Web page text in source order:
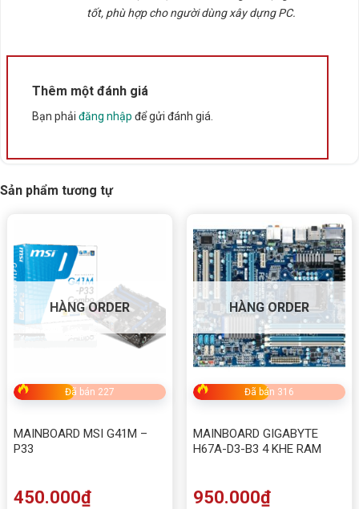
tốt, phù hợp cho người dùng xây dựng PC.
Thêm một đánh giá
Bạn phải đăng nhập để gửi đánh giá.
Sản phẩm tương tự
HÀNG ORDER
Đã bán 227
MAINBOARD MSI G41M –
P33
450.000₫
HÀNG ORDER
Đã bán 316
MAINBOARD GIGABYTE
H67A-D3-B3 4 KHE RAM
950.000₫